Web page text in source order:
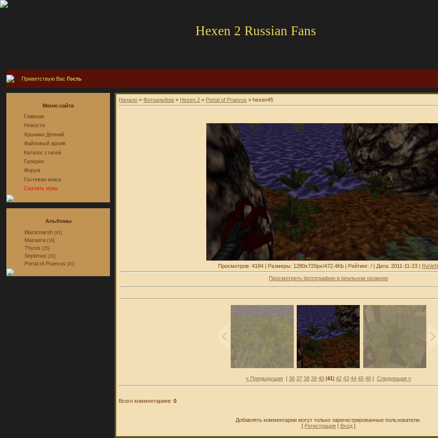
Hexen 2 Russian Fans
Приветствую ВасГость
Меню сайта
Главная
Новости
Хроники Деяний
Файловый архив
Каталог статей
Галерея
Форум
Гостевая книга
Скачать игры
Альбомы
Blackmarsh [91]
Mazaera [18]
Thysis [25]
Septimus [31]
Portal of Praevus [91]
Начало »Фотоальбом » Hexen 2 » Portal of Praevus » hexen45
Просмотров: 4184 | Размеры: 1280x720px/472.4Kb | Рейтинг: / | Дата: 2011-11-23 |
Просмотреть фотографию в реальном размере
« Предыдущая | 36 37 38 39 40[41] 42 43 44 45 46| Следующая »
Всего комментариев:0
Добавлять комментарии могут только зарегистрированные пользователи.
[ Регистрация Вход]